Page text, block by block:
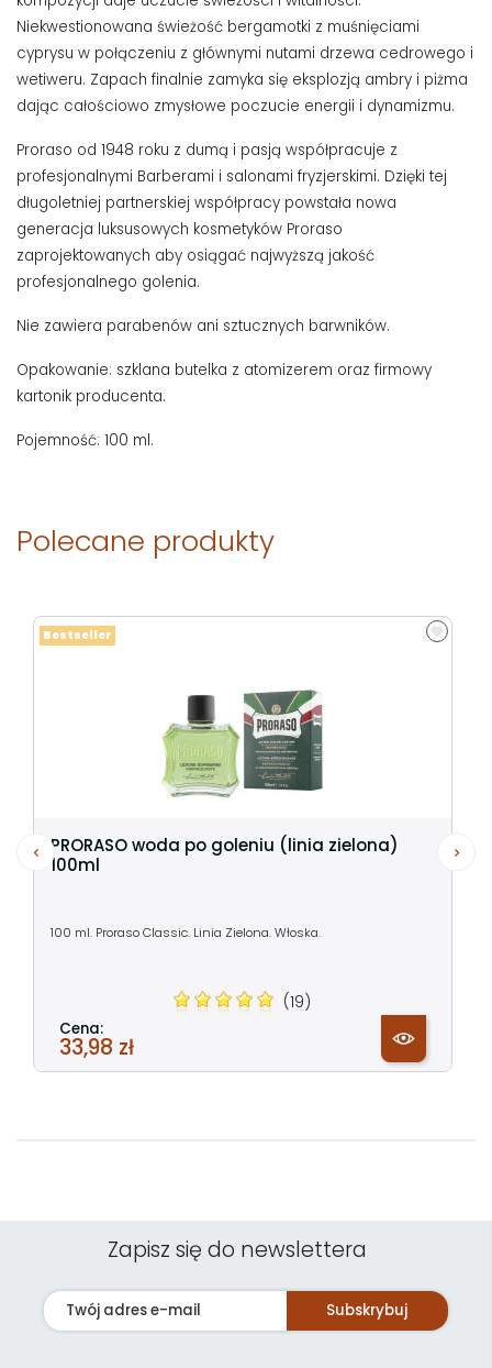
Niekwestionowana świeżość bergamotki z muśnięciami
cyprysu w połączeniu z głównymi nutami drzewa cedrowego i
wetiweru. Zapach finalnie zamyka się eksplozją ambry i piżma
dając całościowo zmysłowe poczucie energii i dynamizmu.
Proraso od 1948 roku z dumą i pasją współpracuje z
profesjonalnymi Barberami i salonami fryzjerskimi. Dzięki tej
długoletniej partnerskiej współpracy powstała nowa
generacja luksusowych kosmetyków Proraso
zaprojektowanych aby osiągać najwyższą jakość
profesjonalnego golenia.
Nie zawiera parabenów ani sztucznych barwników.
Opakowanie: szklana butelka z atomizerem oraz firmowy
kartonik producenta.
Pojemność: 100 ml.
Polecane produkty
PRORASO woda po goleniu (linia zielona)
100ml
100 ml. Proraso Classic. Linia Zielona. Włoska.
(19)
Cena:
33,98 zł
Bestseller
Zapisz się do newslettera
Subskrybuj